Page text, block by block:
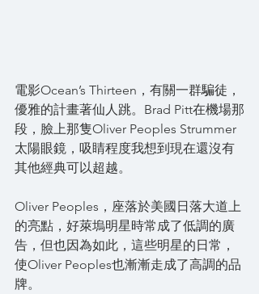
電影Ocean’s Thirteen，有關一群騙徒，
優雅的計畫著仙人跳。Brad Pitt在機場那
段，臉上那隻Oliver Peoples Strummer
太陽眼鏡，吸睛程度我想到現在還沒有
其他經典可以超越。
Oliver Peoples，座落於美國日落大道上
的亮點，好萊塢明星時常成了低調的廣
告，但也因為如此，這些明星的日常，
使Oliver Peoples也漸漸走成了高調的品
牌。